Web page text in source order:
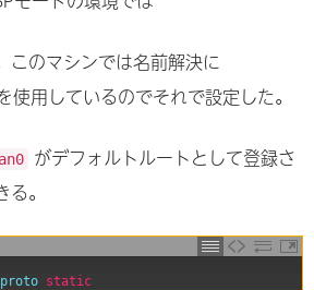
このマシンでは名前解決に
用しているのでそれで設定した。
がデフォルトルートとして登録さ
。
proto static